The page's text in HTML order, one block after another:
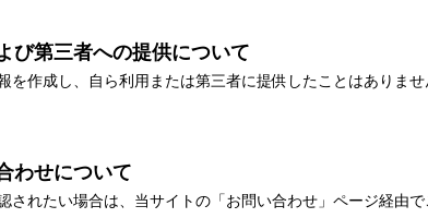
び第三者への提供について
を作成し、自ら利用または第三者に提供したことはありま
わせについて
されたい場合は、当サイトの「お問い合わせ」ページ経由